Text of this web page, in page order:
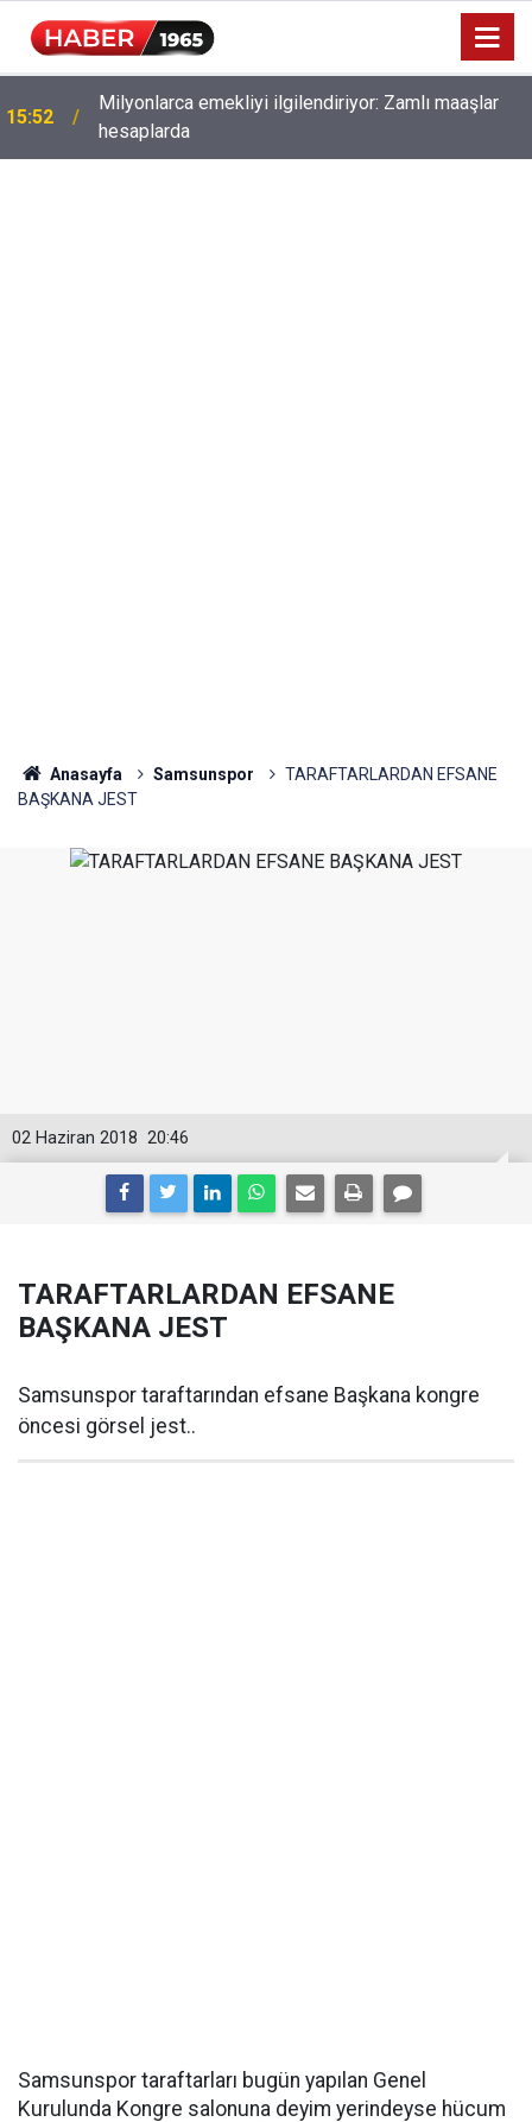
15:52
Milyonlarca emekliyi ilgilendiriyor: Zamlı maaşlar
hesaplarda
Anasayfa Samsunspor
TARAFTARLARDAN EFSANE
BAŞKANA JEST
20:46
02 Haziran 2018
TARAFTARLARDAN EFSANE
BAŞKANA JEST
Samsunspor taraftarından efsane Başkana kongre
öncesi görsel jest..
Samsunspor taraftarları bugün yapılan Genel
Kurulunda Kongre salonuna deyim yerindeyse hücum